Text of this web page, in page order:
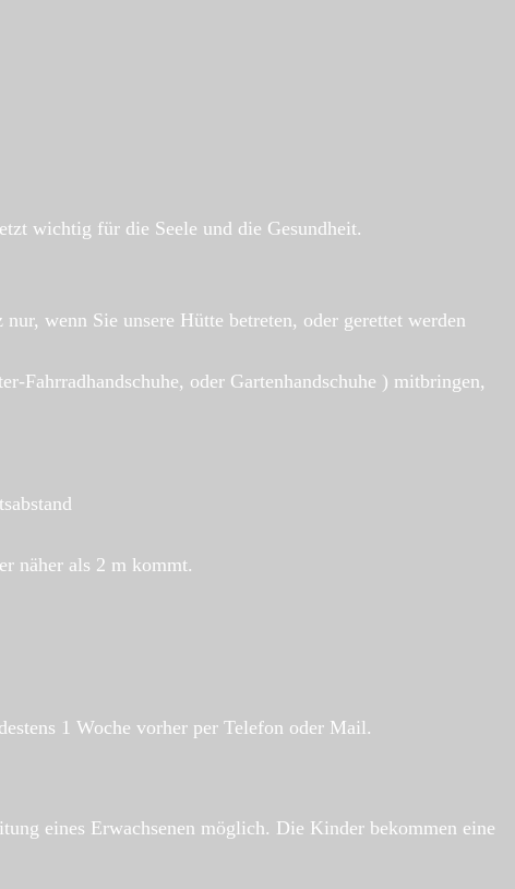
wichtig für die Seele und die Gesundheit.
wenn Sie unsere Hütte betreten, oder gerettet werden
oder Gartenhandschuhe ) mitbringen,
näher als 2 m kommt.
1 Woche vorher per Telefon oder Mail.
eines Erwachsenen möglich. Die Kinder bekommen eine